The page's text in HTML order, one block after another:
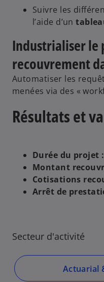
Suivre les
l’aide d’un
Industrialiser le
recouvrement
Automatiser les
menées via des «
Résultats et
Durée du projet :
Montant
Cotisations
Arrêt de
Secteur d'activité
Actuarial